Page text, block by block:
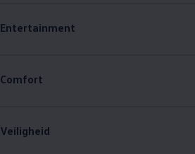
Entertainment
Comfort
Veiligheid